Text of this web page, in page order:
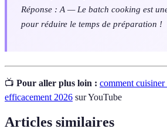
Réponse : A — Le batch cooking est
pour réduire le temps de préparation !
📺 Pour aller plus loin : comment cuisiner
efficacement 2026 sur YouTube
Articles similaires